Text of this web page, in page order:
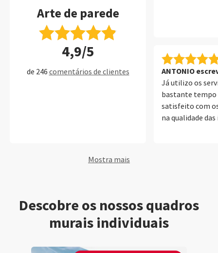
Arte de parede
4,9/5
de 246 comentários de clientes ANTONIO
Já utilizo os
bastante tempo
satisfeito com
na qualidade
Mostra mais
Descobre os nossos quadros
murais individuais